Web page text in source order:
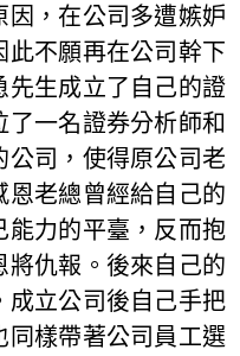
，在公司多遭嫉妒
不願再在公司幹下
先生成立了自己的證
一名證券分析師和
司，使得原公司老
老總曾經給自己的
能力的平臺，反而抱
仇報。後來自己的
成立公司後自己手把
同樣帶著公司員工選